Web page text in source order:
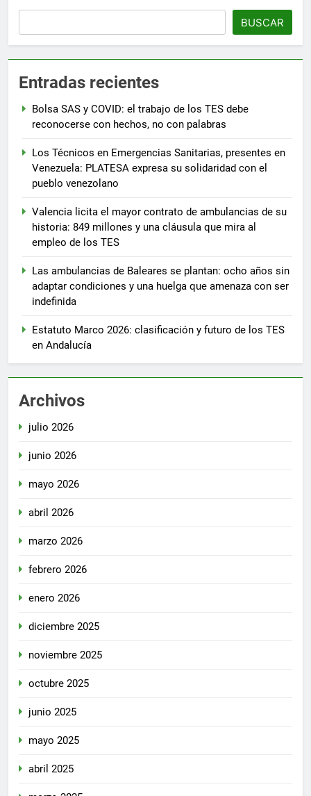
BUSCAR
Entradas recientes
Bolsa SAS y COVID: el trabajo de los TES debe
reconocerse con hechos, no con palabras
Los Técnicos en Emergencias Sanitarias, presentes en
Venezuela: PLATESA expresa su solidaridad con el
pueblo venezolano
Valencia licita el mayor contrato de ambulancias de su
historia: 849 millones y una cláusula que mira al
empleo de los TES
Las ambulancias de Baleares se plantan: ocho años sin
adaptar condiciones y una huelga que amenaza con ser
indefinida
Estatuto Marco 2026: clasificación y futuro de los TES
en Andalucía
Archivos
julio 2026
junio 2026
mayo 2026
abril 2026
marzo 2026
febrero 2026
enero 2026
diciembre 2025
noviembre 2025
octubre 2025
junio 2025
mayo 2025
abril 2025